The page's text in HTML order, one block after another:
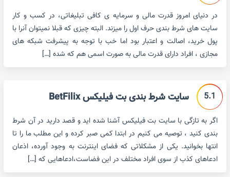
در دنیای امروز قدرت مالی و سرمایه ی کافی تبلیغاتی، در کسب و کار
سایت های شرط بندی حرف اول را میزند. البته چیزی که قبلا نمیتوان آنرا با
پول خرید، اصالت و اعتبار بود اما خب با توجه به پیشرفت شبکه های
مجازی ، افراد دارای قدرت مالی به صورت اسمی هم که شده […]
5.1 سایت شرط بندی بت فیلیکس BetFilix
اگر به تازگی با سایت بت فیلیکس آشنا شده اید و قصد دارید در آن شرط
بندی کنید ، توصیه می کنیم در ابتدا کمی صبر کرده و این مطلب ما را تا
انتها بخوانید. یکی از مشکلاتی که فضای اینترنت به وجود آورده، اذعان
ادعاهای کذب از سوی افراد مختلف در این فضاست،ادعاهایی که […]